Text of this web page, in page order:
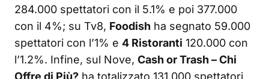
284.000 spettatori con il 5.1% e poi 377.000
con il 4%; su Tv8, Foodish ha segnato 59.000
spettatori con l’1% e 4 Ristoranti 120.000 con
l’1.2%. Infine, sul Nove, Cash or Trash – Chi
Offre di Più? ha totalizzato 131.000 spettatori